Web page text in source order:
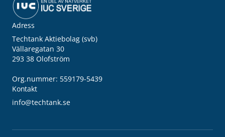
Adress
Techtank Aktiebolag (svb)
Vällaregatan 30
293 38 Olofström
Org.nummer: 559179-5439
Kontakt
info@techtank.se